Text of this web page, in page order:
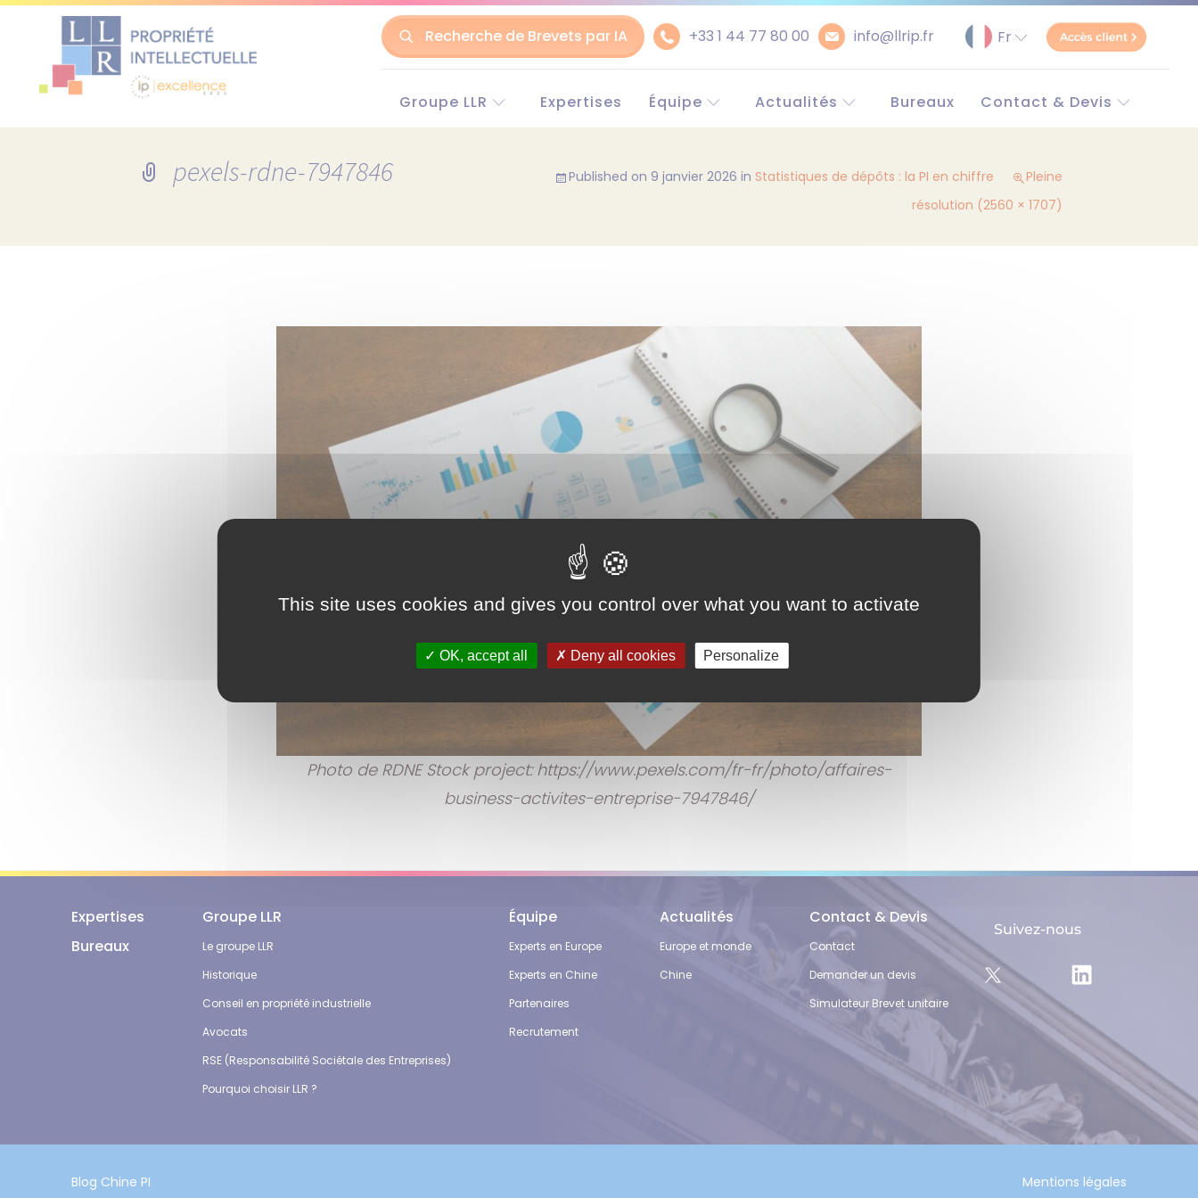
Recherche de Brevets par IA +33 1 44 77 80 00 info@llrip.fr
Aller
au
Groupe LLR
Le groupe LLR
Conseil en propriété
Expertises
Équipe
Experts en Europe
Partenaires
Actualités
Europe et monde
Bureaux
Contact & Devis
Contact
Simulateur Brevet
unitaire
pexels-rdne-7947846 Published on 9 janvier 2026 in Statistiques de dépôts : la PI en chiffre
Pleine
résolution (2560 × 1707)
Photo de RDNE Stock project: https://www.pexels.com/fr-fr/photo/affaires-
business-activites-entreprise-7947846/
Expertises
Bureaux
Groupe LLR
Le groupe LLR
Historique
Conseil en propriété industrielle
Avocats
RSE (Responsabilité Sociétale des Entreprises)
Pourquoi choisir LLR ?
Équipe
Experts en Europe
Experts en Chine
Partenaires
Recrutement
Actualités
Europe et monde
Chine
Contact & Devis
Contact
Demander un devis
Simulateur Brevet unitaire
Suivez-nous
Blog Chine PI Mentions légales
This site uses cookies and gives you control over what you want to activate
OK, accept all Deny all cookies Personalize